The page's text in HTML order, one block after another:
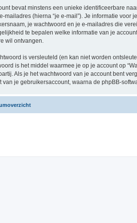
bevat minstens een unieke identificeerbare
mailadres (hierna “je e-mail”). Je informatie voor
je wachtwoord en je e-mailadres die
te bepalen welke informatie van je
wil ontvangen.
is versleuteld (en kan niet worden
is het middel waarmee je op je account op
Als je het wachtwoord van je account bent
van je gebruikersaccount, waarna de phpBB-